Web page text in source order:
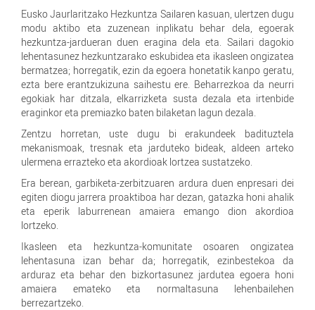
Eusko Jaurlaritzako Hezkuntza Sailaren kasuan, ulertzen dugu
modu aktibo eta zuzenean inplikatu behar dela, egoerak
hezkuntza-jardueran duen eragina dela eta. Sailari dagokio
lehentasunez hezkuntzarako eskubidea eta ikasleen ongizatea
bermatzea; horregatik, ezin da egoera honetatik kanpo geratu,
ezta bere erantzukizuna saihestu ere. Beharrezkoa da neurri
egokiak har ditzala, elkarrizketa susta dezala eta irtenbide
eraginkor eta premiazko baten bilaketan lagun dezala.
Zentzu horretan, uste dugu bi erakundeek badituztela
mekanismoak, tresnak eta jarduteko bideak, aldeen arteko
ulermena errazteko eta akordioak lortzea sustatzeko.
Era berean, garbiketa-zerbitzuaren ardura duen enpresari dei
egiten diogu jarrera proaktiboa har dezan, gatazka honi ahalik
eta eperik laburrenean amaiera emango dion akordioa
lortzeko.
Ikasleen eta hezkuntza-komunitate osoaren ongizatea
lehentasuna izan behar da; horregatik, ezinbestekoa da
arduraz eta behar den bizkortasunez jardutea egoera honi
amaiera emateko eta normaltasuna lehenbailehen
berrezartzeko.